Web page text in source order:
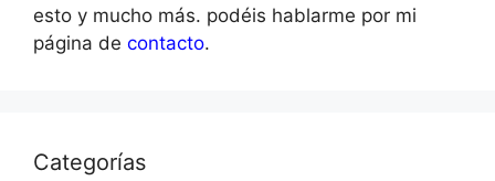
esto y mucho más. podéis hablarme por mi
página de contacto.
Categorías